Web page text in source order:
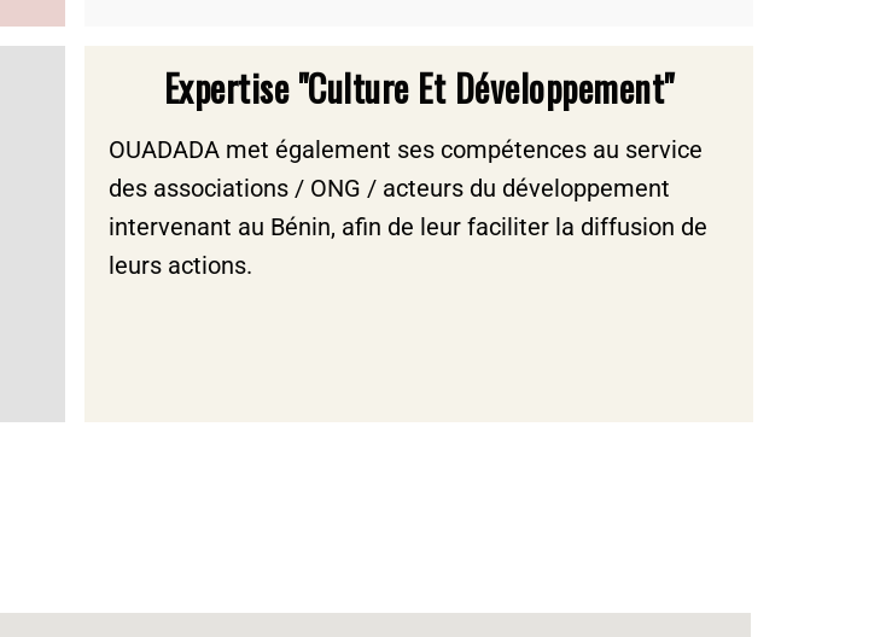
Expertise "culture Et Développement"
OUADADA met également ses compétences au service
des associations / ONG / acteurs du développement
intervenant au Bénin, afin de leur faciliter la diffusion de
leurs actions.